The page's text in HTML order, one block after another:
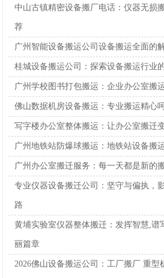
中山古镇精密设备搬厂电话：仪器无损
荐
广州智能设备搬运公司设备搬运全面的
桂城设备搬运公司：探索设备搬运行业
广州学校图书打包搬运：企业办公室搬
佛山数据机房设备搬运：专业搬运精心
写字楼办公室整体搬运：让办公室搬迁
广州地铁站防爆球搬运：地铁站设备搬
广州办公室搬迁服务：每一天都是新的
专业仪器设备搬迁公司：坚守与偏执，
路
黄埔实验室仪器整体搬迁：发挥智慧,谱
丽篇章
2026佛山设备搬运公司：工厂搬厂 重型